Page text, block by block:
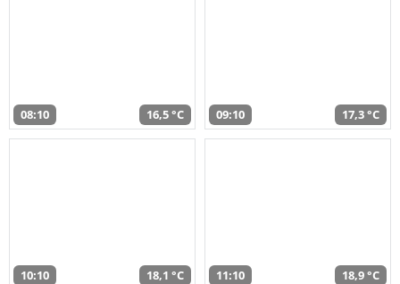
08:10 16,5 °C 09:10 17,3 °C
10:10 18,1 °C 11:10 18,9 °C